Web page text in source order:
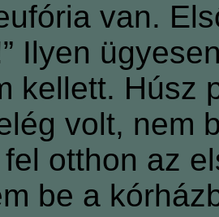
van.
Ilyen
kellett. Húsz
volt, nem
otthon az
be a